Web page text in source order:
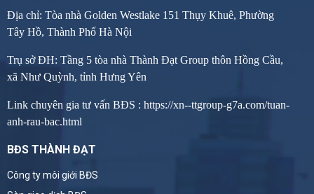
Địa chỉ: Tòa nhà Golden Westlake 151 Thụy Khuê, Phường
Tây Hồ, Thành Phố Hà Nội
Trụ sở ĐH: Tầng 5 tòa nhà Thành Đạt Group thôn Hồng Cầu,
xã Như Quỳnh, tỉnh Hưng Yên
Link chuyên gia tư vấn BĐS : https://xn--ttgroup-g7a.com/tuan-
anh-rau-bac.html
BĐS THÀNH ĐẠT
Công ty môi giới BĐS